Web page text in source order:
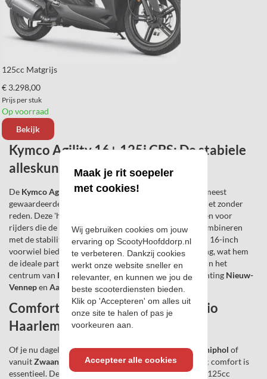
125cc Matgrijs
€ 3.298,00
Prijs per stuk
Op voorraad
Bekijk
Kymco Agility 16+ 125i CBS: De stabiele
alleskunner
De Kymco Agility 16+ 125i CBSis al jaren een van de meest
gewaardeerde motorscooters in zijn klasse, en dat is niet zonder
reden. Deze 'high-wheel' scooter is specifiek ontworpen voor
rijders die de wendbaarheid van een scooter willen combineren
met de stabiliteit van een motorfiets. Dankzij het grote 16-inch
voorwiel biedt de Agility 16+ een superieure wegligging, wat hem
de ideale partner maakt voor zowel de drukke straten in het
centrum van Hoofddorpals de doorgaande wegen richting Nieuw-
Vennepen Aalsmeer.
Comfort en veiligheid voor de regio
Haarlemmermeer
Of je nu dagelijks pendelt tussenBadhoevedorpen Schiphol of
vanuitZwaanshoek een snelle rit naarHaarlem
maakt; comfort is
essentieel. De Agility 16+ is uitgerust met een soepele 125cc
Maak je rit soepeler
met cookies!
Wij gebruiken cookies om jouw
ervaring op ScootyHoofddorp.nl
te verbeteren. Dankzij cookies
werkt onze website sneller en
relevanter, en kunnen we jou de
beste scooterdiensten bieden.
Klik op 'Accepteren' om alles uit
onze site te halen of pas je
voorkeuren aan.
Accepteer alle cookies